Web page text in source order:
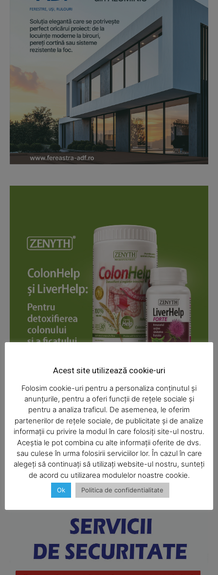
News Week
Magazine PRO
SUBSCRIBE NOW
Company
Subscription Plans
My account
Acest site utilizează cookie-uri
Folosim cookie-uri pentru a personaliza conținutul și
anunțurile, pentru a oferi funcții de rețele sociale și
pentru a analiza traficul. De asemenea, le oferim
partenerilor de rețele sociale, de publicitate și de analize
informații cu privire la modul în care folosiți site-ul nostru.
Aceștia le pot combina cu alte informații oferite de dvs.
sau culese în urma folosirii serviciilor lor. În cazul în care
alegeți să continuați să utilizați website-ul nostru, sunteți
de acord cu utilizarea modulelor noastre cookie.
Ok Politica de confidentialitate